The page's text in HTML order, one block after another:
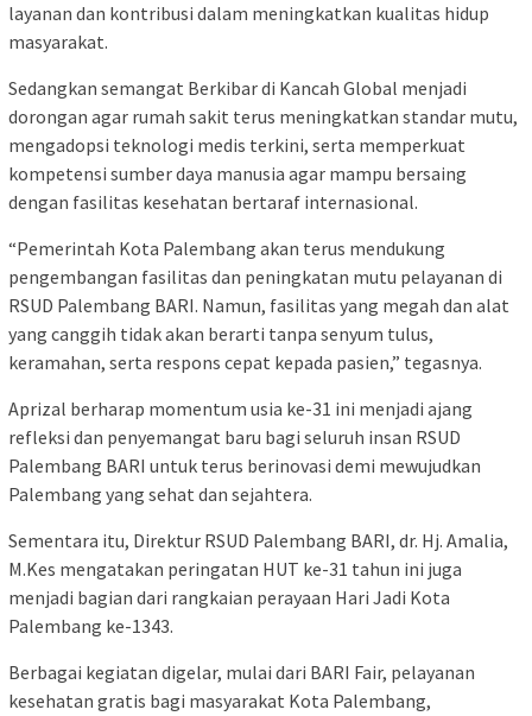
layanan dan kontribusi dalam meningkatkan kualitas hidup
masyarakat.
Sedangkan semangat Berkibar di Kancah Global menjadi
dorongan agar rumah sakit terus meningkatkan standar mutu,
mengadopsi teknologi medis terkini, serta memperkuat
kompetensi sumber daya manusia agar mampu bersaing
dengan fasilitas kesehatan bertaraf internasional.
“Pemerintah Kota Palembang akan terus mendukung
pengembangan fasilitas dan peningkatan mutu pelayanan di
RSUD Palembang BARI. Namun, fasilitas yang megah dan alat
yang canggih tidak akan berarti tanpa senyum tulus,
keramahan, serta respons cepat kepada pasien,” tegasnya.
Aprizal berharap momentum usia ke-31 ini menjadi ajang
refleksi dan penyemangat baru bagi seluruh insan RSUD
Palembang BARI untuk terus berinovasi demi mewujudkan
Palembang yang sehat dan sejahtera.
Sementara itu, Direktur RSUD Palembang BARI, dr. Hj. Amalia,
M.Kes mengatakan peringatan HUT ke-31 tahun ini juga
menjadi bagian dari rangkaian perayaan Hari Jadi Kota
Palembang ke-1343.
Berbagai kegiatan digelar, mulai dari BARI Fair, pelayanan
kesehatan gratis bagi masyarakat Kota Palembang,